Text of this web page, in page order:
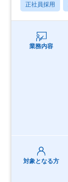
正社員採用
業務内容
対象となる方